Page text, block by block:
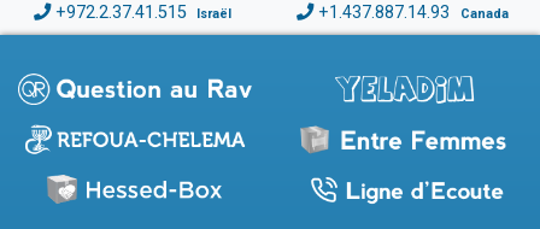
+972.2.37.41.515 Israël +1.437.887.14.93 Canada